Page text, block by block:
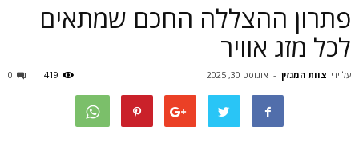
פתרון ההצללה החכם שמתאים
לכל מזג אוויר
על ידי צוות המגזין - אוגוסט 30, 2025 0 419